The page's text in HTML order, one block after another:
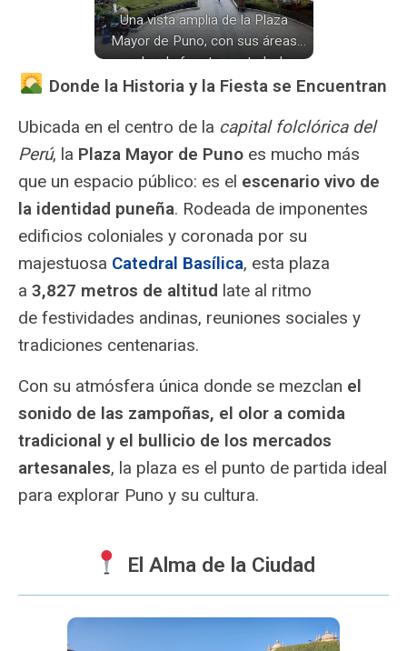
Una vista amplia de la Plaza
Mayor de Puno, con sus áreas
verdes, la fuente central y la
imponente Catedral de San Carlos
Donde la Historia y la Fiesta se Encuentran
Ubicada en el centro de la capital folclórica del
Perú, la Plaza Mayor de Puno es mucho más
que un espacio público: es el escenario vivo de
la identidad puneña. Rodeada de imponentes
edificios coloniales y coronada por su
majestuosa Catedral Basílica, esta plaza
a 3,827 metros de altitud late al ritmo
de festividades andinas, reuniones sociales y
tradiciones centenarias.
Con su atmósfera única donde se mezclan el
sonido de las zampoñas, el olor a comida
tradicional y el bullicio de los mercados
artesanales, la plaza es el punto de partida ideal
para explorar Puno y su cultura.
El Alma de la Ciudad